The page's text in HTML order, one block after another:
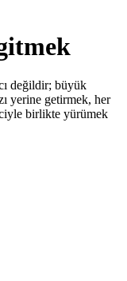
değildir; büyük
yerine getirmek, her
birlikte yürümek